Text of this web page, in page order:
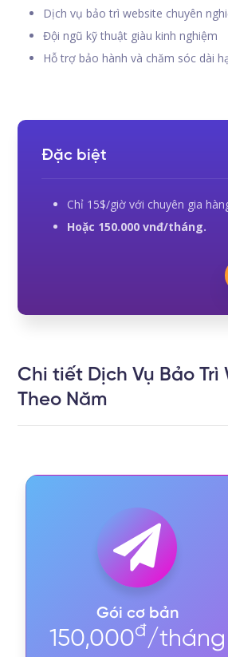
Dịch vụ bảo trì website chuyên
Đội ngũ kỹ thuật giàu kinh nghiệm
Hỗ trợ bảo hành và chăm sóc dài
Đặc biệt
Chỉ 15$/giờ với chuyên gia
Hoặc 150.000 vnđ/tháng.
Chi tiết Dịch Vụ Bảo Trì
Theo Năm
Gói cơ bản
150,000đ/tháng